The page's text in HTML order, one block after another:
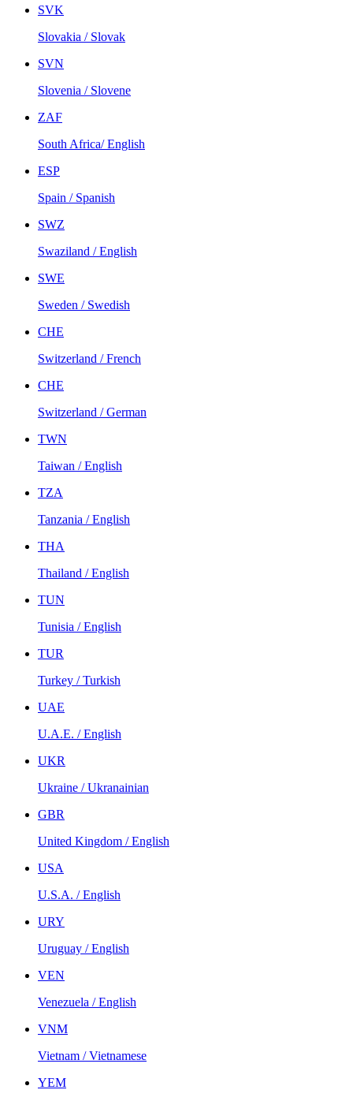
SVK
Slovakia / Slovak
SVN
Slovenia / Slovene
ZAF
South Africa/ English
ESP
Spain / Spanish
SWZ
Swaziland / English
SWE
Sweden / Swedish
CHE
Switzerland / French
CHE
Switzerland / German
TWN
Taiwan / English
TZA
Tanzania / English
THA
Thailand / English
TUN
Tunisia / English
TUR
Turkey / Turkish
UAE
U.A.E. / English
UKR
Ukraine / Ukranainian
GBR
United Kingdom / English
USA
U.S.A. / English
URY
Uruguay / English
VEN
Venezuela / English
VNM
Vietnam / Vietnamese
YEM